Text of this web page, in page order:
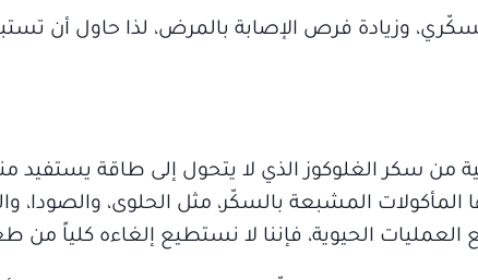
وزيادة فرص الإصابة بالمرض، لذا حاول أن
سكر الغلوكوز الذي لا يتحول إلى طاقة يستفيد
المشبعة بالسكّر، مثل الحلوى، والصودا،
الحيوية، فإننا لا نستطيع إلغاءه كلياً من